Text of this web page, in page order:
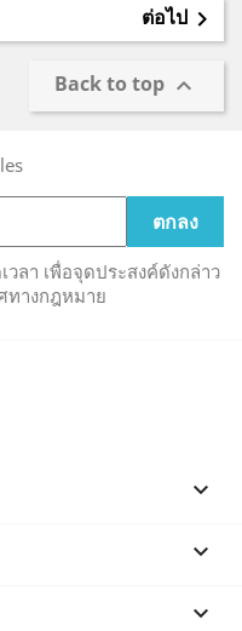
ต่อไป 
Back to top 
ลา เพื่อจุดประสงค์ดังกล่าว
ทางกฎหมาย


